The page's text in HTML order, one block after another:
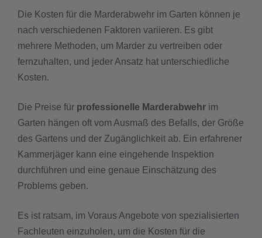
Die Kosten für die Marderabwehr im Garten können je
nach verschiedenen Faktoren variieren. Es gibt
mehrere Methoden, um Marder zu vertreiben oder
fernzuhalten, und jeder Ansatz hat unterschiedliche
Kosten.
Die Preise für professionelle Marderabwehr im
Garten hängen oft vom Ausmaß des Befalls, der Größe
des Gartens und der Zugänglichkeit ab. Ein erfahrener
Kammerjäger kann eine eingehende Inspektion
durchführen und eine genaue Einschätzung des
Problems geben.
Es ist ratsam, im Voraus Angebote von spezialisierten
Fachleuten einzuholen, um die Kosten für die